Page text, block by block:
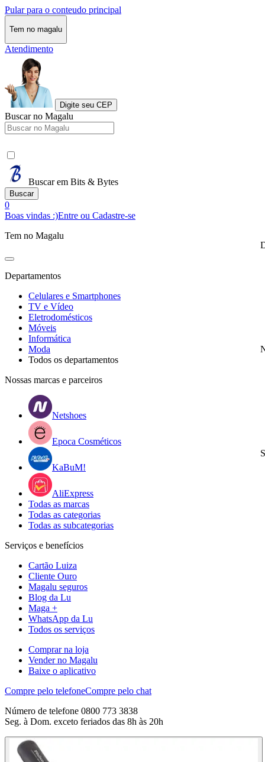
Pular para o conteudo principal
Tem no magalu
Atendimento
Digite seu CEP
Buscar no Magalu
Buscar em Bits & Bytes
Buscar
0
Boas vindas :)Entre ou Cadastre-se
Tem no Magalu
Departamentos
Celulares e Smartphones
TV e Vídeo
Eletrodomésticos
Móveis
Informática
Moda
Todos os departamentos
Nossas marcas e parceiros
Netshoes
Epoca Cosméticos
KaBuM!
AliExpress
Todas as marcas
Todas as categorias
Todas as subcategorias
Serviços e benefícios
Cartão Luiza
Cliente Ouro
Magalu seguros
Blog da Lu
Maga +
WhatsApp da Lu
Todos os serviços
Comprar na loja
Vender no Magalu
Baixe o aplicativo
Compre pelo telefoneCompre pelo chat
Número de telefone 0800 773 3838
Seg. à Dom. exceto feriados das 8h às 20h